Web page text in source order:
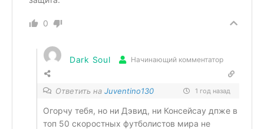
0
Dark Soul Начинающий комментатор
Ответить на Juventino130 1 год назад
Огорчу тебя, но ни Дэвид, ни Консейсау дпже в
топ 50 скоростных футболистов мира не